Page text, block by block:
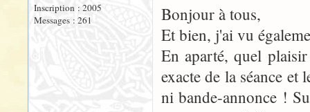
Inscription : 2005
Messages : 261
Bonjour à tous,
Et bien, j'ai vu
En aparté, quel
exacte de la séance
ni bande-annonce !